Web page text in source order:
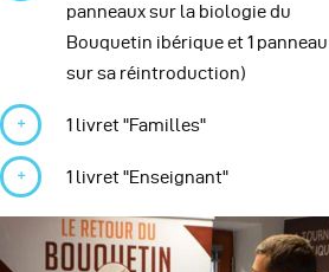
panneaux sur la biologie du
Bouquetin ibérique et 1 panneau
sur sa réintroduction)
1 livret "Familles"
1 livret "Enseignant"